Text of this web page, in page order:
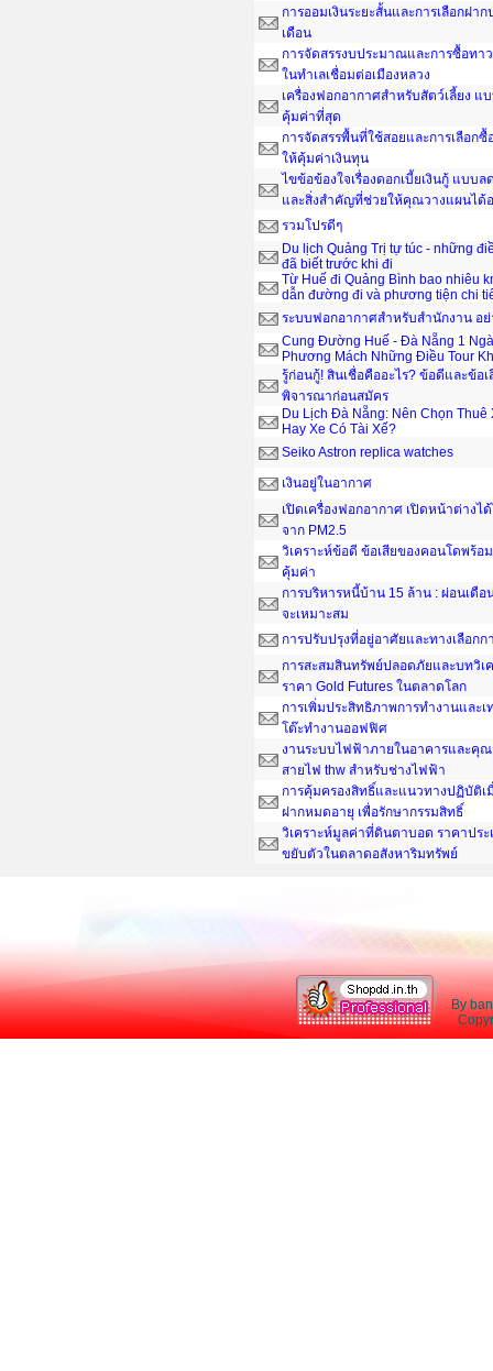
การออมเงินระยะสั้นและการเลือกฝาก
เดือน
การจัดสรรงบประมาณและการซื้อทา
ในทำเลเชื่อมต่อเมืองหลวง
เครื่องฟอกอากาศสำหรับสัตว์เลี้ยง แ
คุ้มค่าที่สุด
การจัดสรรพื้นที่ใช้สอยและการเลือก
ให้คุ้มค่าเงินทุน
ไขข้อข้องใจเรื่องดอกเบี้ยเงินกู้ แบบ
และสิ่งสำคัญที่ช่วยให้คุณวางแผนได้
รวมโปรดีๆ
Du lịch Quảng Trị tự túc - những
đã biết trước khi đi
Từ Huế đi Quảng Bình bao nhiêu
dẫn đường đi và phương tiện chi
ระบบฟอกอากาศสำหรับสำนักงาน อ
Cung Đường Huế - Đà Nẵng 1
Phương Mách Những Điều Tour
รู้ก่อนกู้! สินเชื่อคืออะไร? ข้อดีและข้อ
พิจารณาก่อนสมัคร
Du Lịch Đà Nẵng: Nên Chọn Thuê
Hay Xe Có Tài Xế?
Seiko Astron replica watches
เงินอยู่ในอากาศ
เปิดเครื่องฟอกอากาศ เปิดหน้าต่างไ
จาก PM2.5
วิเคราะห์ข้อดี ข้อเสียของคอนโดพร้อ
คุ้มค่า
การบริหารหนี้บ้าน 15 ล้าน : ผ่อนเดือ
จะเหมาะสม
การปรับปรุงที่อยู่อาศัยและทางเลือก
การสะสมสินทรัพย์ปลอดภัยและบทวิเ
ราคา Gold Futures ในตลาดโลก
การเพิ่มประสิทธิภาพการทำงานและ
โต๊ะทํางานออฟฟิศ
งานระบบไฟฟ้าภายในอาคารและคุ
สายไฟ thw สำหรับช่างไฟฟ้า
การคุ้มครองสิทธิ์และแนวทางปฏิบัติ
ฝากหมดอายุ เพื่อรักษากรรมสิทธิ์
วิเคราะห์มูลค่าที่ดินตาบอด ราคาประ
ขยับตัวในตลาดอสังหาริมทรัพย์
By